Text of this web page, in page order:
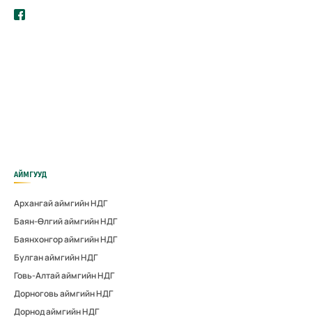
АЙМГУУД
Архангай аймгийн НДГ
Баян-Өлгий аймгийн НДГ
Баянхонгор аймгийн НДГ
Булган аймгийн НДГ
Говь-Алтай аймгийн НДГ
Дорноговь аймгийн НДГ
Дорнод аймгийн НДГ